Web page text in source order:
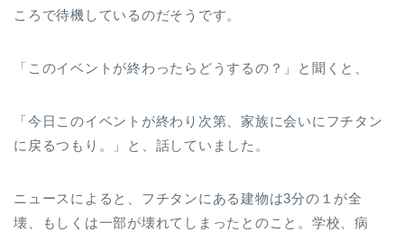
ころで待機しているのだそうです。
「このイベントが終わったらどうするの？」と聞くと、
「今日このイベントが終わり次第、家族に会いにフチタン
に戻るつもり。」と、話していました。
ニュースによると、フチタンにある建物は3分の１が全
壊、もしくは一部が壊れてしまったとのこと。学校、病